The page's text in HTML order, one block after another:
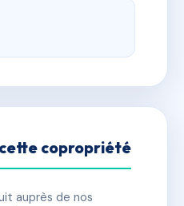
copropriété
auprès de nos